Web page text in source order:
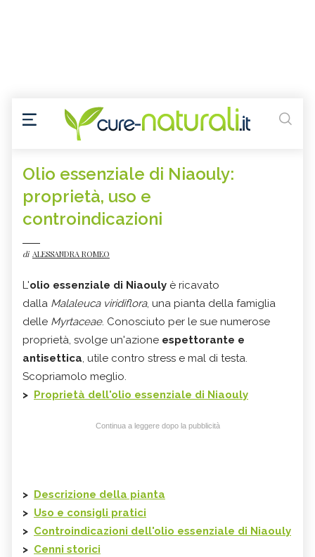
Olio essenziale di Niaouly:
proprietà, uso e
controindicazioni
di ALESSANDRA ROMEO
L'olio essenziale di Niaouly è ricavato
dalla Malaleuca viridiflora, una pianta della famiglia
delle Myrtaceae. Conosciuto per le sue numerose
proprietà, svolge un'azione espettorante e
antisettica, utile contro stress e mal di testa.
Scopriamolo meglio.
> Proprietà dell'olio essenziale di Niaouly
Continua a leggere dopo la pubblicità
> Descrizione della pianta
> Uso e consigli pratici
> Controindicazioni dell'olio essenziale di Niaouly
> Cenni storici